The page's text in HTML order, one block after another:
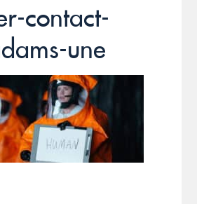
contact-
une